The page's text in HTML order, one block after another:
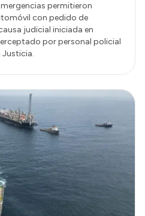
permitieron
con pedido de
judicial iniciada en
por personal policial
Justicia.